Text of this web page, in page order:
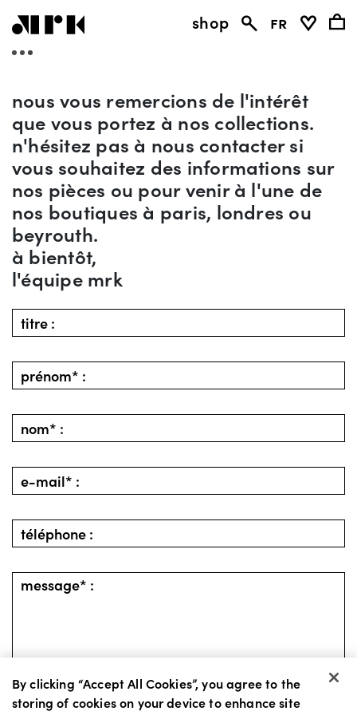
shop fr
nous vous remercions de l'intérêt
que vous portez à nos collections.
n'hésitez pas à nous contacter si
vous souhaitez des informations sur
nos pièces ou pour venir à l'une de
nos boutiques à paris, londres ou
beyrouth.
à bientôt,
l'équipe mrk
retour envoyer
By clicking “Accept All Cookies”, you agree to the
storing of cookies on your device to enhance site